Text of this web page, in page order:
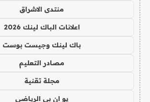
منتدى الاشراق
اعلانات الباك لينك 2026
باك لينك وجيست بوست
مصادر التعليم
مجلة تقنية
يو ان بي الرياضي